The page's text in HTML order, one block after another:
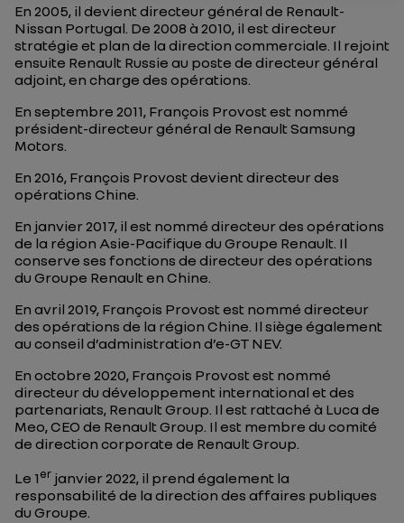
En 2005, il devient directeur général de Renault-
Nissan Portugal. De 2008 à 2010, il est directeur
stratégie et plan de la direction commerciale. Il rejoint
ensuite Renault Russie au poste de directeur général
adjoint, en charge des opérations.
En septembre 2011, François Provost est nommé
président-directeur général de Renault Samsung
Motors.
En 2016, François Provost devient directeur des
opérations Chine.
En janvier 2017, il est nommé directeur des opérations
de la région Asie-Pacifique du Groupe Renault. Il
conserve ses fonctions de directeur des opérations
du Groupe Renault en Chine.
En avril 2019, François Provost est nommé directeur
des opérations de la région Chine. Il siège également
au conseil d’administration d’e-GT NEV.
En octobre 2020, François Provost est nommé
directeur du développement international et des
partenariats, Renault Group. Il est rattaché à Luca de
Meo, CEO de Renault Group. Il est membre du comité
de direction corporate de Renault Group.
Le 1er janvier 2022, il prend également la
responsabilité de la direction des affaires publiques
du Groupe.